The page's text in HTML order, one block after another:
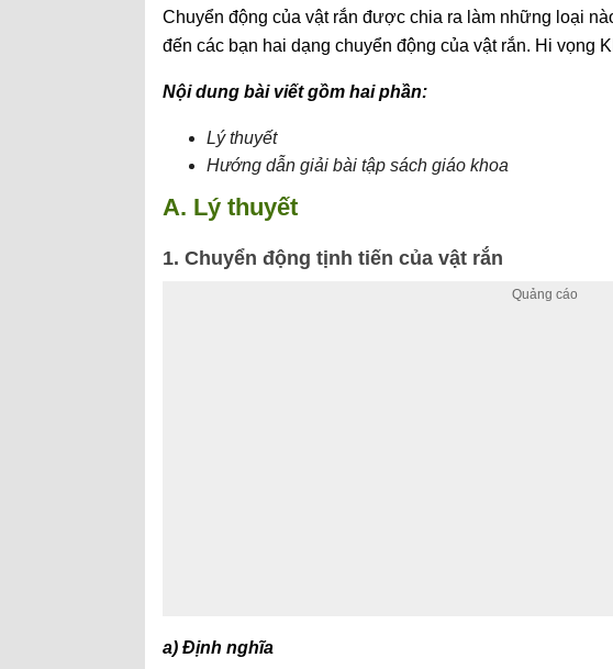
Chuyển động của vật rắn được chia ra làm những loại
đến các bạn hai dạng chuyển động của vật rắn. Hi vọng
Nội dung bài viết gồm hai phần:
Lý thuyết
Hướng dẫn giải bài tập sách giáo khoa
A. Lý thuyết
1. Chuyển động tịnh tiến của vật rắn
a) Định nghĩa